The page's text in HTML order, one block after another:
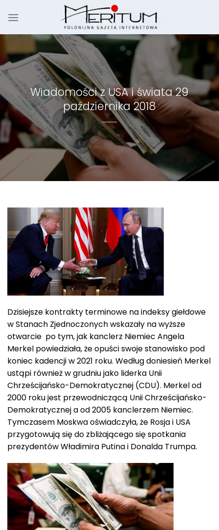
Wiadomości z USA i świata 29
października 2018
Dzisiejsze kontrakty terminowe na indeksy giełdowe
w Stanach Zjednoczonych wskazały na wyższe
otwarcie po tym, jak kanclerz Niemiec Angela
Merkel powiedziała, że opuści swoje stanowisko pod
koniec kadencji w 2021 roku. Według doniesień Merkel
ustąpi również w grudniu jako liderka Unii
Chrześcijańsko-Demokratycznej (CDU). Merkel od
2000 roku jest przewodniczącą Unii Chrześcijańsko-
Demokratycznej a od 2005 kanclerzem Niemiec.
Tymczasem Moskwa oświadczyła, że Rosja i USA
przygotowują się do zbliżającego się spotkania
prezydentów Władimira Putina i Donalda Trumpa.